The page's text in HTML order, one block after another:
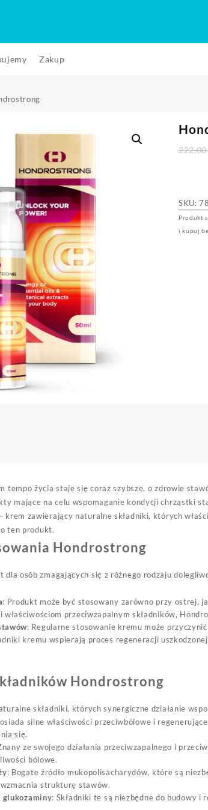
Zakup
SKU:
Produkt
i kupuj
tempo życia staje się coraz szybsze, o zdrowie
mające na celu wspomaganie kondycji chrząstki
zawierający naturalne składniki, których
ten produkt.
Hondrostrong
osób zmagających się z różnego rodzaju
: Produkt może być stosowany zarówno przy ostrej,
właściwościom przeciwzapalnym składników,
: Regularne stosowanie kremu może
kremu wspierają proces regeneracji
Hondrostrong
składniki, których synergiczne działanie
silne właściwości przeciwbólowe i
się.
ze swojego działania przeciwzapalnego i
bólowe.
: Bogate źródło mukopolisacharydów, które są
strukturę stawów.
: Składniki te są niezbędne do budowy